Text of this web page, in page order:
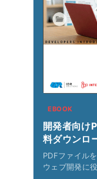
EBOOK
開発者向け
料ダウンロ
PDFファイル
ウェブ開発に